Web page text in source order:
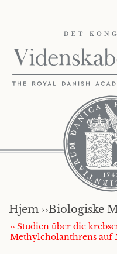
Hjem ››Biologiske
›› Studien über die
Methylcholanthrens auf